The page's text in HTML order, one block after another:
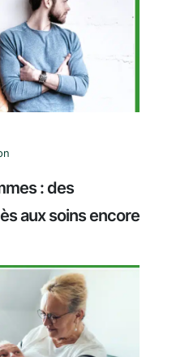
: des
aux soins encore